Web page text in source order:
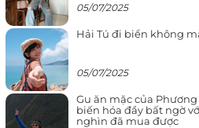
05/07/2025
Hải Tú đi biển không
05/07/2025
Gu ăn mặc của Phương
biến hóa đầy bất ngờ
nghìn đã mua được